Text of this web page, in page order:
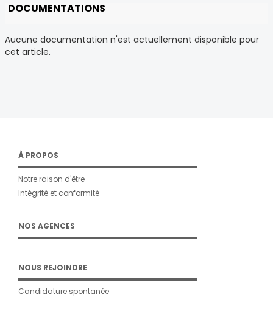
DOCUMENTATIONS
Aucune documentation n'est actuellement disponible pour
cet article.
À PROPOS
Notre raison d'être
Intégrité et conformité
NOS AGENCES
NOUS REJOINDRE
Candidature spontanée